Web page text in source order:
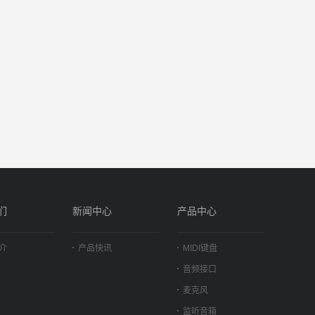
新闻中心
产品快讯
产品中心
MIDI键盘
音频接口
麦克风
监听音箱